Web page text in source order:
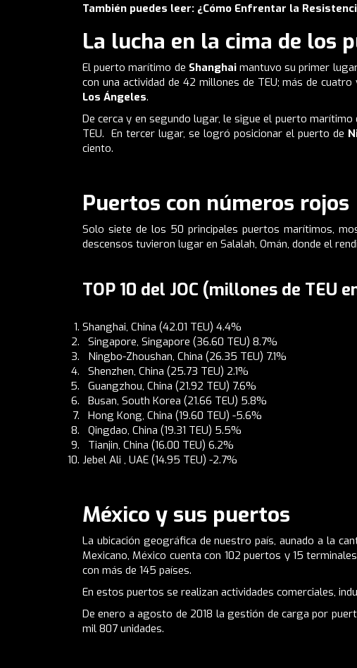
También puedes leer: ¿Cómo Enfrentar la
La lucha en la cima de los
El puerto marítimo de Shanghaimantuvo su primer
con una actividad de 42 millones de TEU; más de cuatro
Los Ángeles.
De cerca y en segundo lugar, le sigue el puerto marítimo
TEU. En tercer lugar, se logró posicionar el puerto de
ciento.
Puertos con números rojos
Solo siete de los 50 principales puertos marítimos,
descensos tuvieron lugar en Salalah, Omán, donde el
TOP 10 del JOC (millones de TEU
Shanghai, China (42.01 TEU) 4.4%
Singapore, Singapore (36.60 TEU) 8.7%
Ningbo-Zhoushan, China (26.35 TEU) 7.1%
Shenzhen, China (25.73 TEU) 2.1%
Guangzhou, China (21.92 TEU) 7.6%
Busan, South Korea (21.66 TEU) 5.8%
Hong Kong, China (19.60 TEU) -5.6%
Qingdao, China (19.31 TEU) 5.5%
Tianjin, China (16.00 TEU) 6.2%
Jebel Ali , UAE (14.95 TEU) -2.7%
México y sus puertos
La ubicación geográfica de nuestro país, aunado a la
Mexicano, México cuenta con 102 puertos y 15
con más de 145 países.
En estos puertos se realizan actividades comerciales,
De enero a agosto de 2018 la gestión de carga por
mil 807 unidades.